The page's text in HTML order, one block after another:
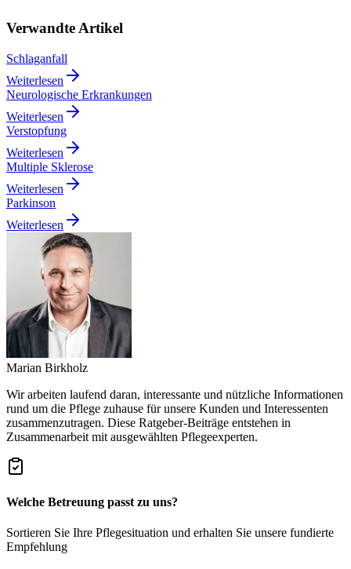
Verwandte Artikel
Schlaganfall
Weiterlesen
Neurologische Erkrankungen
Weiterlesen
Verstopfung
Weiterlesen
Multiple Sklerose
Weiterlesen
Parkinson
Weiterlesen
Marian Birkholz
Wir arbeiten laufend daran, interessante und nützliche Informationen
rund um die Pflege zuhause für unsere Kunden und Interessenten
zusammenzutragen. Diese Ratgeber-Beiträge entstehen in
Zusammenarbeit mit ausgewählten Pflegeexperten.
Welche Betreuung passt zu uns?
Sortieren Sie Ihre Pflegesituation und erhalten Sie unsere fundierte
Empfehlung